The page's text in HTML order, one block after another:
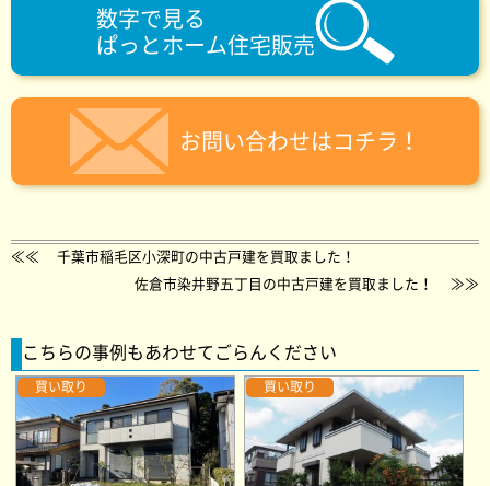
数字で見る
ぱっとホーム住宅販売
お問い合わせはコチラ！
≪≪ 千葉市稲毛区小深町の中古戸建を買取ました！
佐倉市染井野五丁目の中古戸建を買取ました！
≫≫
こちらの事例もあわせてごらんください
買い取り 買い取り